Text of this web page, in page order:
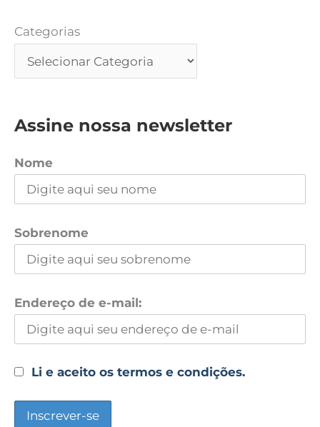
Categorias
Assine nossa newsletter
Nome
Sobrenome
Endereço de e-mail:
Li e aceito os termos e condições.